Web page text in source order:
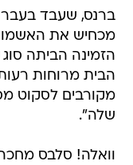
ברנס, שעבד בעבר
מכחיש את
הזמינה הביתה
הבית מרוחות
מקורבים לסקוט
שלה".
וואלה! סלבס